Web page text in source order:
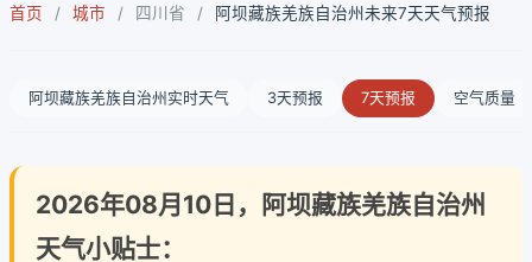
首页 / 城市 / 四川省 / 阿坝藏族羌族自治州未来7天天气预报
阿坝藏族羌族自治州实时天气 3天预报 7天预报 空气质量
2026年08月10日，阿坝藏族羌族自治州
天气小贴士：